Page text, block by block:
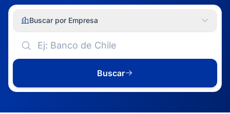
Buscar por Empresa
Buscar